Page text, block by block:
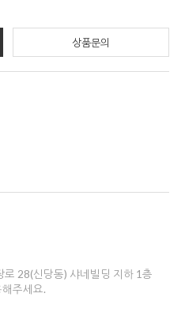
상품문의
로 28(신당동) 샤네빌딩 지하 1층
주세요.